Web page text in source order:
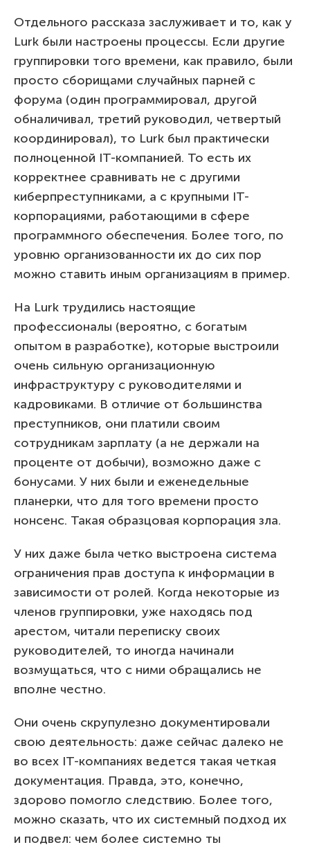
Отдельного рассказа заслуживает и то, как у
Lurk были настроены процессы. Если другие
группировки того времени, как правило, были
просто сборищами случайных парней с
форума (один программировал, другой
обналичивал, третий руководил, четвертый
координировал), то Lurk был практически
полноценной IT-компанией. То есть их
корректнее сравнивать не с другими
киберпреступниками, а с крупными IT-
корпорациями, работающими в сфере
программного обеспечения. Более того, по
уровню организованности их до сих пор
можно ставить иным организациям в пример.
На Lurk трудились настоящие
профессионалы (вероятно, с богатым
опытом в разработке), которые выстроили
очень сильную организационную
инфраструктуру с руководителями и
кадровиками. В отличие от большинства
преступников, они платили своим
сотрудникам зарплату (а не держали на
проценте от добычи), возможно даже с
бонусами. У них были и еженедельные
планерки, что для того времени просто
нонсенс. Такая образцовая корпорация зла.
У них даже была четко выстроена система
ограничения прав доступа к информации в
зависимости от ролей. Когда некоторые из
членов группировки, уже находясь под
арестом, читали переписку своих
руководителей, то иногда начинали
возмущаться, что с ними обращались не
вполне честно.
Они очень скрупулезно документировали
свою деятельность: даже сейчас далеко не
во всех IT-компаниях ведется такая четкая
документация. Правда, это, конечно,
здорово помогло следствию. Более того,
можно сказать, что их системный подход их
и подвел: чем более системно ты